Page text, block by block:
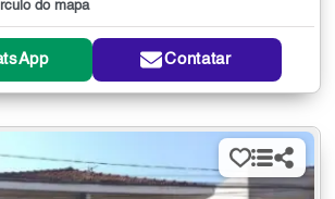
do mapa
Contatar